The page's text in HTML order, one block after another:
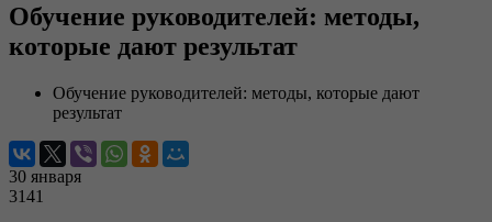
Обучение руководителей: методы,
которые дают результат
Обучение руководителей: методы, которые дают
результат
30 января
3141